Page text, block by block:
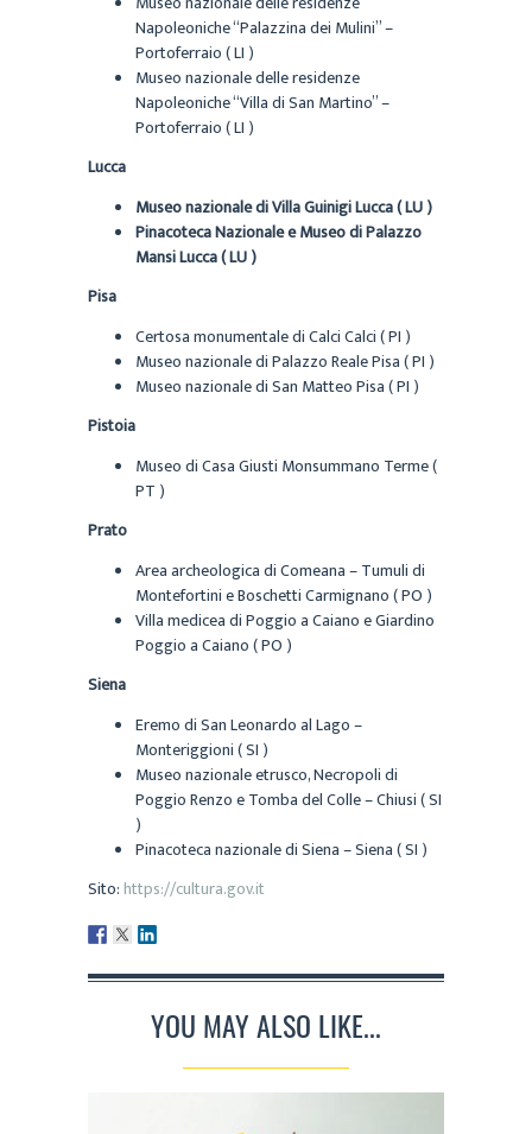
Napoleoniche “Palazzina dei Mulini” –
Portoferraio ( LI )
Museo nazionale delle residenze
Napoleoniche “Villa di San Martino” –
Portoferraio ( LI )
Lucca
Museo nazionale di Villa Guinigi Lucca ( LU )
Pinacoteca Nazionale e Museo di Palazzo
Mansi Lucca ( LU )
Pisa
Certosa monumentale di Calci Calci ( PI )
Museo nazionale di Palazzo Reale Pisa ( PI )
Museo nazionale di San Matteo Pisa ( PI )
Pistoia
Museo di Casa Giusti Monsummano Terme (
PT )
Prato
Area archeologica di Comeana – Tumuli di
Montefortini e Boschetti Carmignano ( PO )
Villa medicea di Poggio a Caiano e Giardino
Poggio a Caiano ( PO )
Siena
Eremo di San Leonardo al Lago –
Monteriggioni ( SI )
Museo nazionale etrusco, Necropoli di
Poggio Renzo e Tomba del Colle – Chiusi ( SI
)
Pinacoteca nazionale di Siena – Siena ( SI )
Sito:https://cultura.gov.it
YOU MAY ALSO LIKE...